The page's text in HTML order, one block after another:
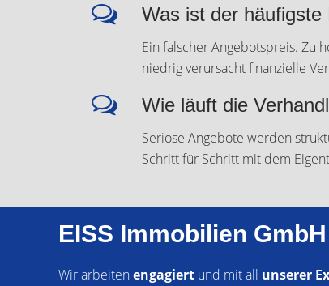
Was ist der
Ein falscher Angebotspreis. Zu
niedrig verursacht finanzielle
Wie läuft die
Seriöse Angebote werden
Schritt für Schritt mit dem
EISS Immobilien
Wir arbeitenengagiert und mit all unserer